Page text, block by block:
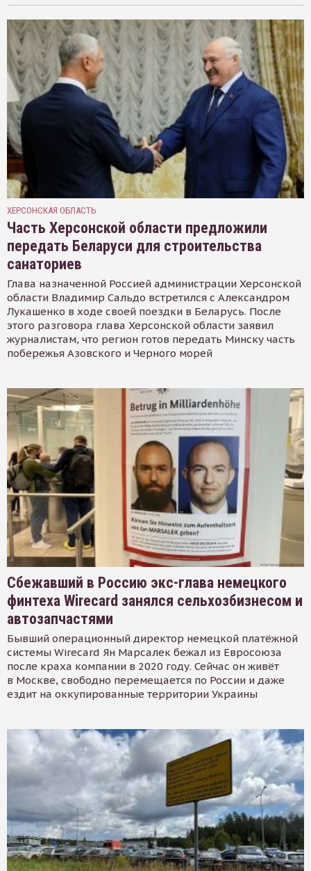
ХЕРСОНСКАЯ ОБЛАСТЬ
Часть Херсонской области предложили
передать Беларуси для строительства
санаториев
Глава назначенной Россией администрации Херсонской
области Владимир Сальдо встретился с Александром
Лукашенко в ходе своей поездки в Беларусь. После
этого разговора глава Херсонской области заявил
журналистам, что регион готов передать Минску часть
побережья Азовского и Черного морей
Сбежавший в Россию экс-глава немецкого
финтеха Wirecard занялся сельхозбизнесом и
автозапчастями
Бывший операционный директор немецкой платёжной
системы Wirecard Ян Марсалек бежал из Евросоюза
после краха компании в 2020 году. Сейчас он живёт
в Москве, свободно перемещается по России и даже
ездит на оккупированные территории Украины